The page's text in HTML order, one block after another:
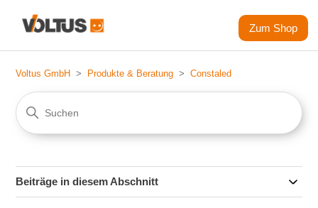
Zum Shop
Voltus GmbH Produkte & Beratung Constaled
Beiträge in diesem Abschnitt